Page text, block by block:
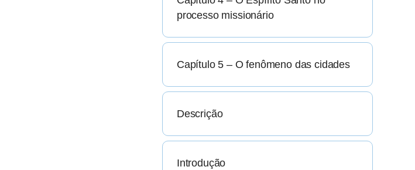
processo missionário
Capítulo 5 – O fenômeno das cidades
Descrição
Introdução